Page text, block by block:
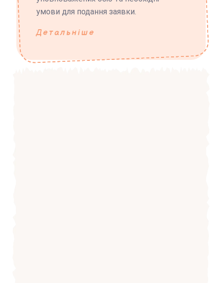
умови для подання заявки.
Детальніше